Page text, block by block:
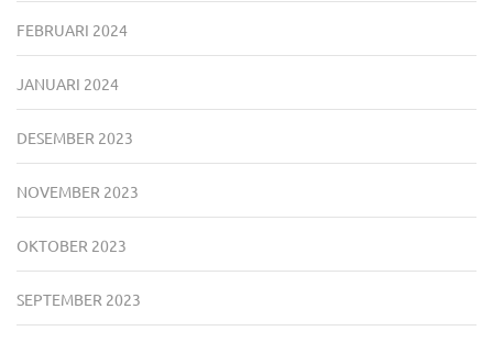
FEBRUARI 2024
JANUARI 2024
DESEMBER 2023
NOVEMBER 2023
OKTOBER 2023
SEPTEMBER 2023